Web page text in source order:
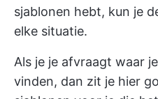
sjablonen hebt, kun je
elke situatie.
Als je je afvraagt waar
vinden, dan zit je hier